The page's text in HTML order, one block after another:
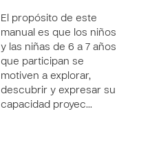
El propósito de este
manual es que los niños
y las niñas de 6 a 7 años
que participan se
motiven a explorar,
descubrir y expresar su
capacidad proyec…